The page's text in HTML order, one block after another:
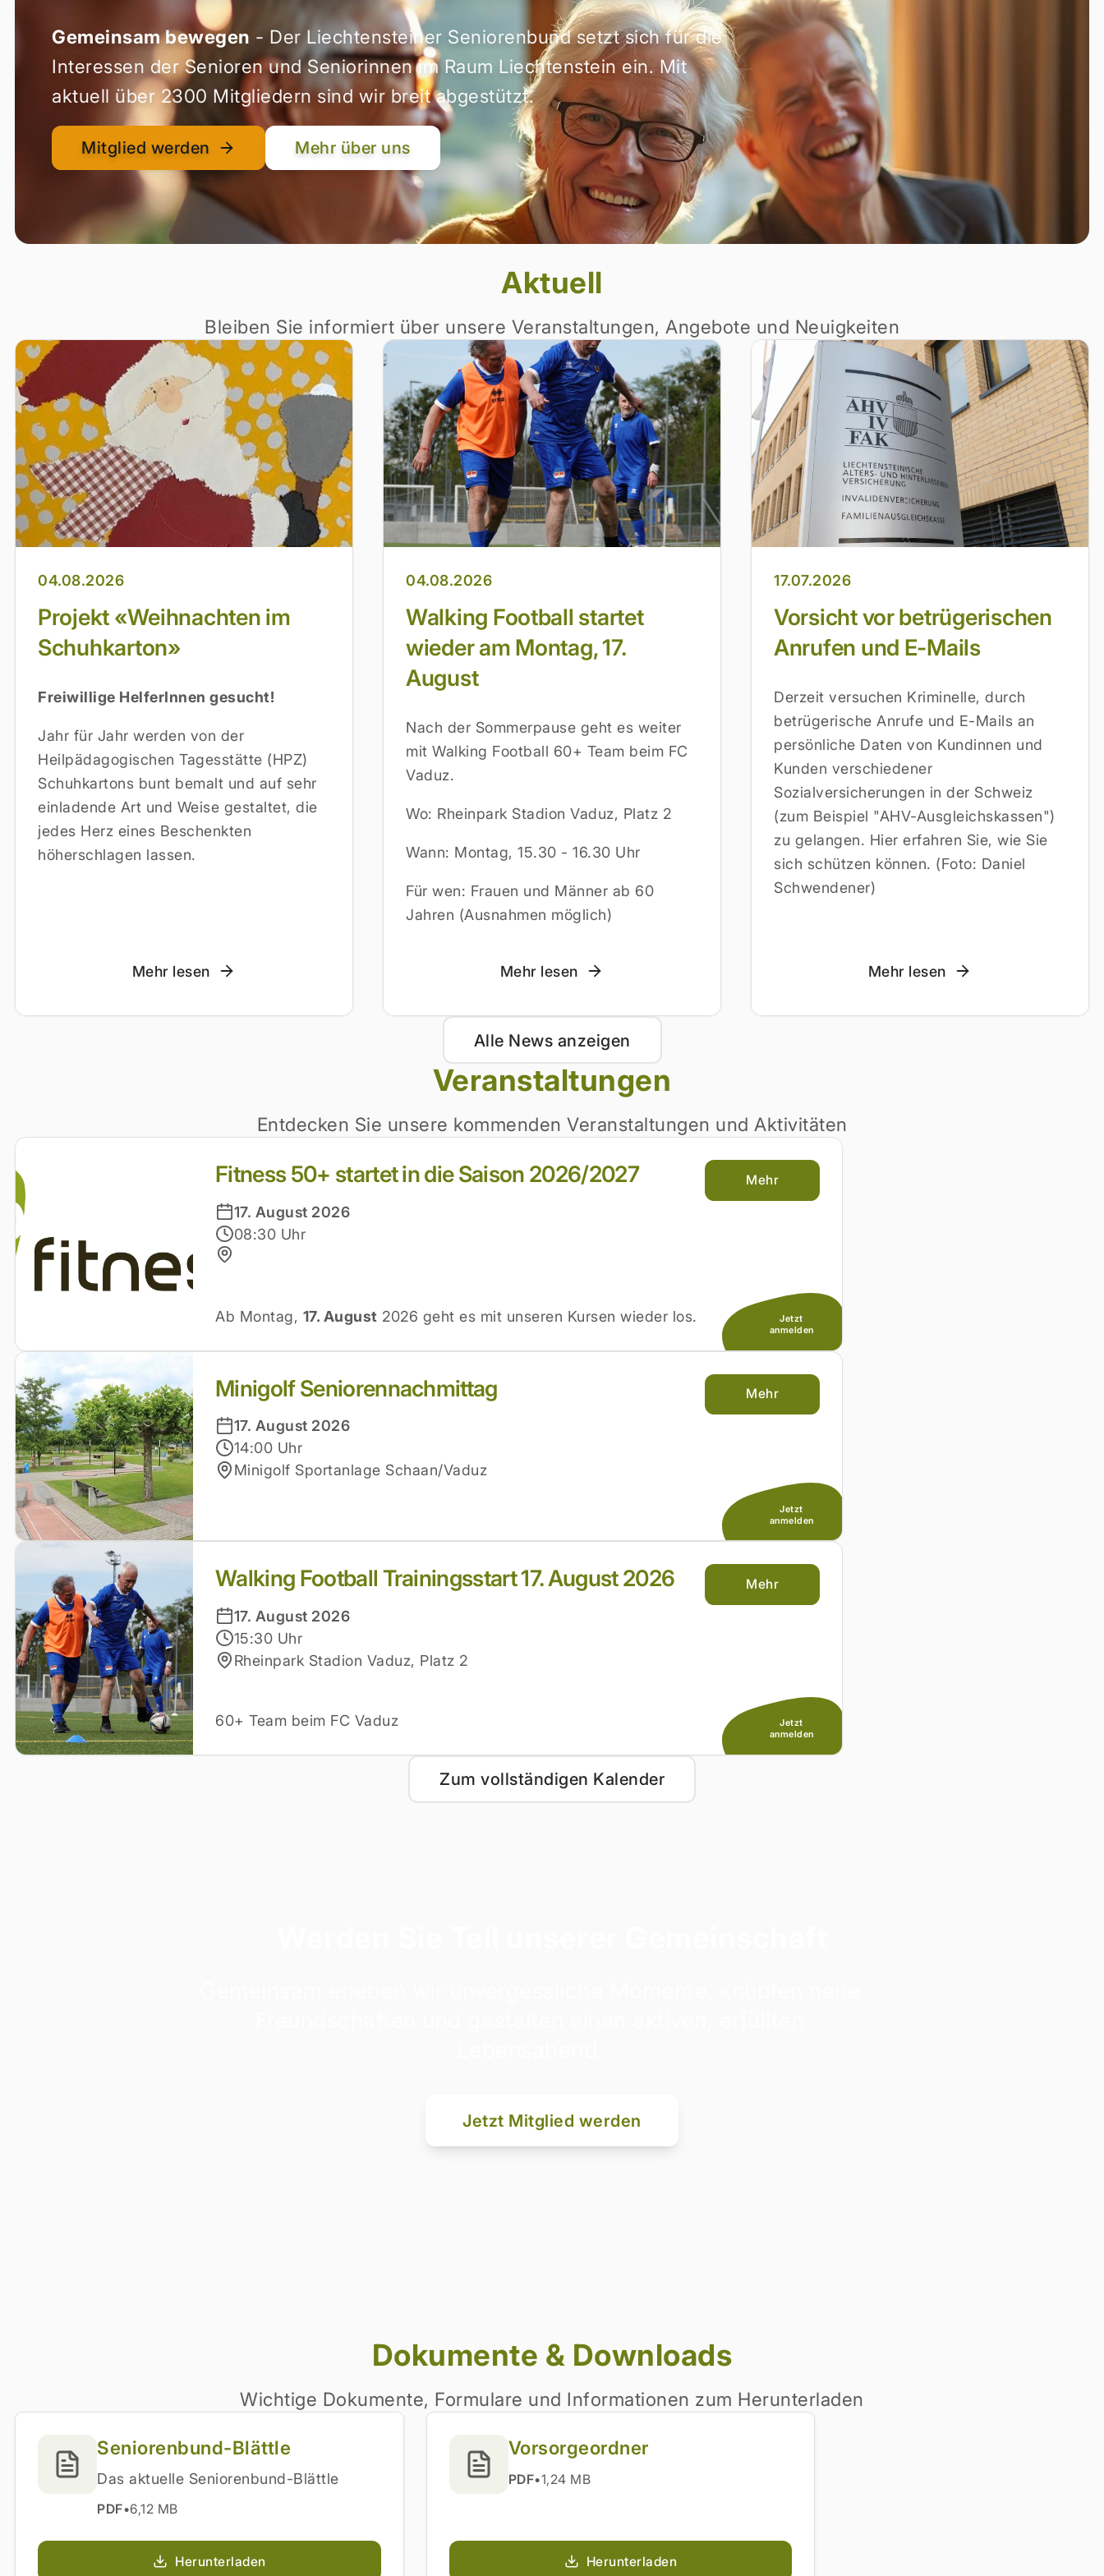
Gemeinsam bewegen - Der Liechtensteiner Seniorenbund setzt sich für die
Interessen der Senioren und Seniorinnen im Raum Liechtenstein ein. Mit
aktuell über 2300 Mitgliedern sind wir breit abgestützt.
Mitglied werden Mehr über uns
Aktuell
Bleiben Sie informiert über unsere Veranstaltungen, Angebote und Neuigkeiten
04.08.2026
Projekt «Weihnachten im
Schuhkarton»
Freiwillige HelferInnen gesucht!
Jahr für Jahr werden von der
Heilpädagogischen Tagesstätte (HPZ)
Schuhkartons bunt bemalt und auf sehr
einladende Art und Weise gestaltet, die
jedes Herz eines Beschenkten
höherschlagen lassen.
Mehr lesen
04.08.2026
Walking Football startet
wieder am Montag, 17.
August
Nach der Sommerpause geht es weiter
mit Walking Football 60+ Team beim FC
Vaduz.
Wo: Rheinpark Stadion Vaduz, Platz 2
Wann: Montag, 15.30 - 16.30 Uhr
Für wen: Frauen und Männer ab 60
Jahren (Ausnahmen möglich)
Mehr lesen
17.07.2026
Vorsicht vor betrügerischen
Anrufen und E-Mails
Derzeit versuchen Kriminelle, durch
betrügerische Anrufe und E-Mails an
persönliche Daten von Kundinnen und
Kunden verschiedener
Sozialversicherungen in der Schweiz
(zum Beispiel "AHV-Ausgleichskassen")
zu gelangen. Hier erfahren Sie, wie Sie
sich schützen können. (Foto: Daniel
Schwendener)
Mehr lesen
Alle News anzeigen
Veranstaltungen
Entdecken Sie unsere kommenden Veranstaltungen und Aktivitäten
Fitness 50+ startet in die Saison 2026/2027
17. August 2026
08:30 Uhr
Mehr
Ab Montag, 17. August 2026 geht es mit unseren Kursen wieder los.
Jetzt
anmelden
Minigolf Seniorennachmittag
17. August 2026
14:00 Uhr
Minigolf Sportanlage Schaan/Vaduz
Mehr
Jetzt
anmelden
Walking Football Trainingsstart 17. August 2026
17. August 2026
15:30 Uhr
Rheinpark Stadion Vaduz, Platz 2
Mehr
60+ Team beim FC Vaduz
Jetzt
anmelden
Zum vollständigen Kalender
Jetzt Mitglied werden
Dokumente & Downloads
Wichtige Dokumente, Formulare und Informationen zum Herunterladen
Seniorenbund-Blättle
Das aktuelle Seniorenbund-Blättle
PDF•6,12 MB
Herunterladen
Vorsorgeordner
PDF•1,24 MB
Herunterladen